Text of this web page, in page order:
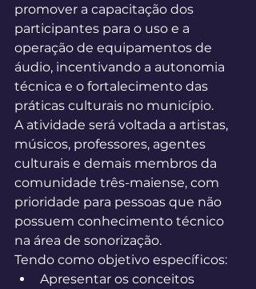
promover a capacitação dos
participantes para o uso e a
operação de equipamentos de
áudio, incentivando a autonomia
técnica e o fortalecimento das
práticas culturais no município.
A atividade será voltada a artistas,
músicos, professores, agentes
culturais e demais membros da
comunidade três-maiense, com
prioridade para pessoas que não
possuem conhecimento técnico
na área de sonorização.
Tendo como objetivo específicos:
Apresentar os conceitos